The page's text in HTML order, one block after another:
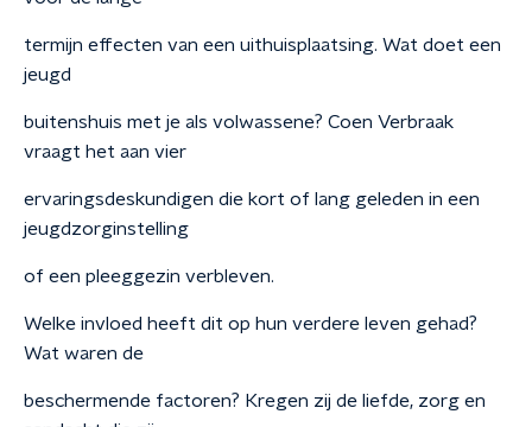
termijn effecten van een uithuisplaatsing. Wat doet een
jeugd
buitenshuis met je als volwassene? Coen Verbraak
vraagt het aan vier
ervaringsdeskundigen die kort of lang geleden in een
jeugdzorginstelling
of een pleeggezin verbleven.
Welke invloed heeft dit op hun verdere leven gehad?
Wat waren de
beschermende factoren? Kregen zij de liefde, zorg en